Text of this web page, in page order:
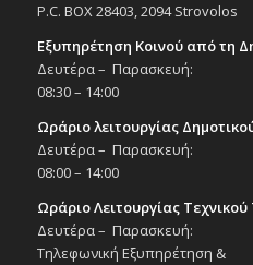
P.C. BOX 28403, 2094 Strovolos
Εξυπηρέτηση Κοινού από τη
Δευτέρα – Παρασκευή:
08:30 – 14:00
Ωράριο λειτουργίας
Δευτέρα – Παρασκευή:
08:00 – 14:00
Ωράριο Λειτουργίας
Δευτέρα – Παρασκευή:
Τηλεφωνική Εξυπηρέτηση &